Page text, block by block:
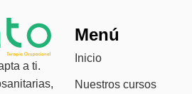
a ti.
Menú
Inicio
Nuestros cursos